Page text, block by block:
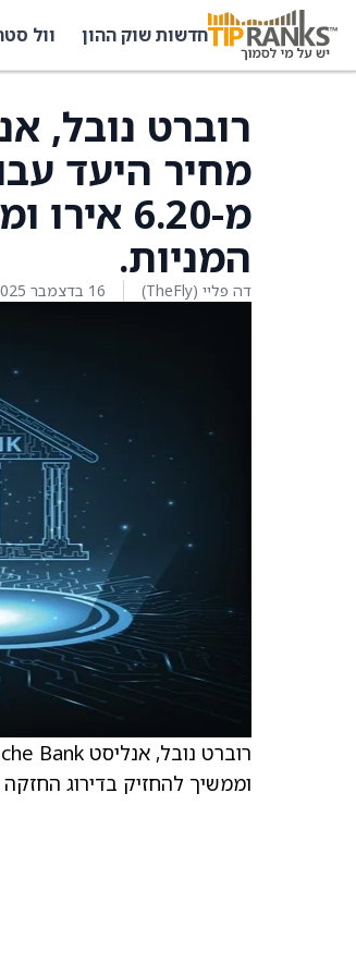
חדשות שוק ההון וול
מ-6.20
המניות.
דה פליי (TheFly) 16 בדצמבר 2025
וממשיך להחזיק בדירוג